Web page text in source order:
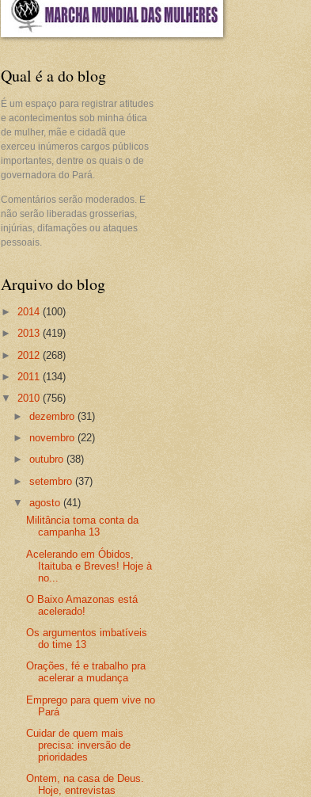
Qual é a do blog
É um espaço para registrar atitudes
e acontecimentos sob minha ótica
de mulher, mãe e cidadã que
exerceu inúmeros cargos públicos
importantes, dentre os quais o de
governadora do Pará.
Comentários serão moderados. E
não serão liberadas grosserias,
injúrias, difamações ou ataques
pessoais.
Arquivo do blog
► 2014 (100)
► 2013 (419)
► 2012 (268)
► 2011 (134)
▼ 2010 (756)
►dezembro(31)
► novembro(22)
►outubro(38)
►setembro(37)
▼agosto(41)
Militância toma conta da
campanha 13
Acelerando em Óbidos,
Itaituba e Breves! Hoje à
no...
O Baixo Amazonas está
acelerado!
Os argumentos imbatíveis
do time 13
Orações, fé e trabalho pra
acelerar a mudança
Emprego para quem vive no
Pará
Cuidar de quem mais
precisa: inversão de
prioridades
Ontem, na casa de Deus.
Hoje, entrevistas